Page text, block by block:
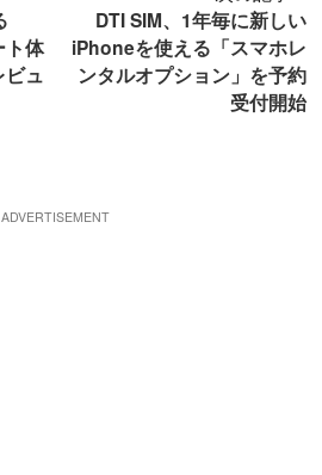
体
ュ
DTI SIM、1年毎に新しい
iPhoneを使える「スマホレ
ンタルオプション」を予約
受付開始